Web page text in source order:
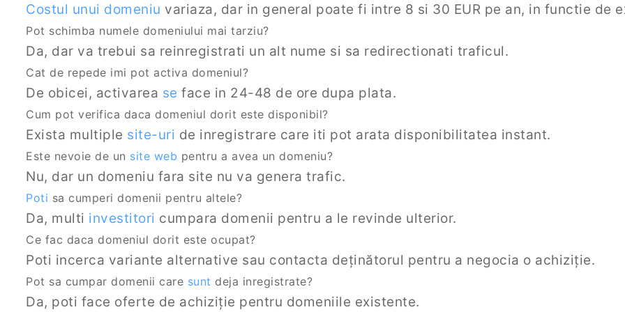
Costul unui domeniu variaza, dar in general poate fi intre 8 si 30 EUR pe an, in functie de
Pot schimba numele domeniului mai tarziu?
Da, dar va trebui sa reinregistrati un alt nume si sa redirectionati traficul.
Cat de repede imi pot activa domeniul?
De obicei, activarea se face in 24-48 de ore dupa plata.
Cum pot verifica daca domeniul dorit este disponibil?
Exista multiple site-uri de inregistrare care iti pot arata disponibilitatea instant.
Este nevoie de un site web pentru a avea un domeniu?
Nu, dar un domeniu fara site nu va genera trafic.
Poti sa cumperi domenii pentru altele?
Da, multi investitori cumpara domenii pentru a le revinde ulterior.
Ce fac daca domeniul dorit este ocupat?
Poti incerca variante alternative sau contacta deținătorul pentru a negocia o achiziție.
Pot sa cumpar domenii care sunt deja inregistrate?
Da, poti face oferte de achiziție pentru domeniile existente.